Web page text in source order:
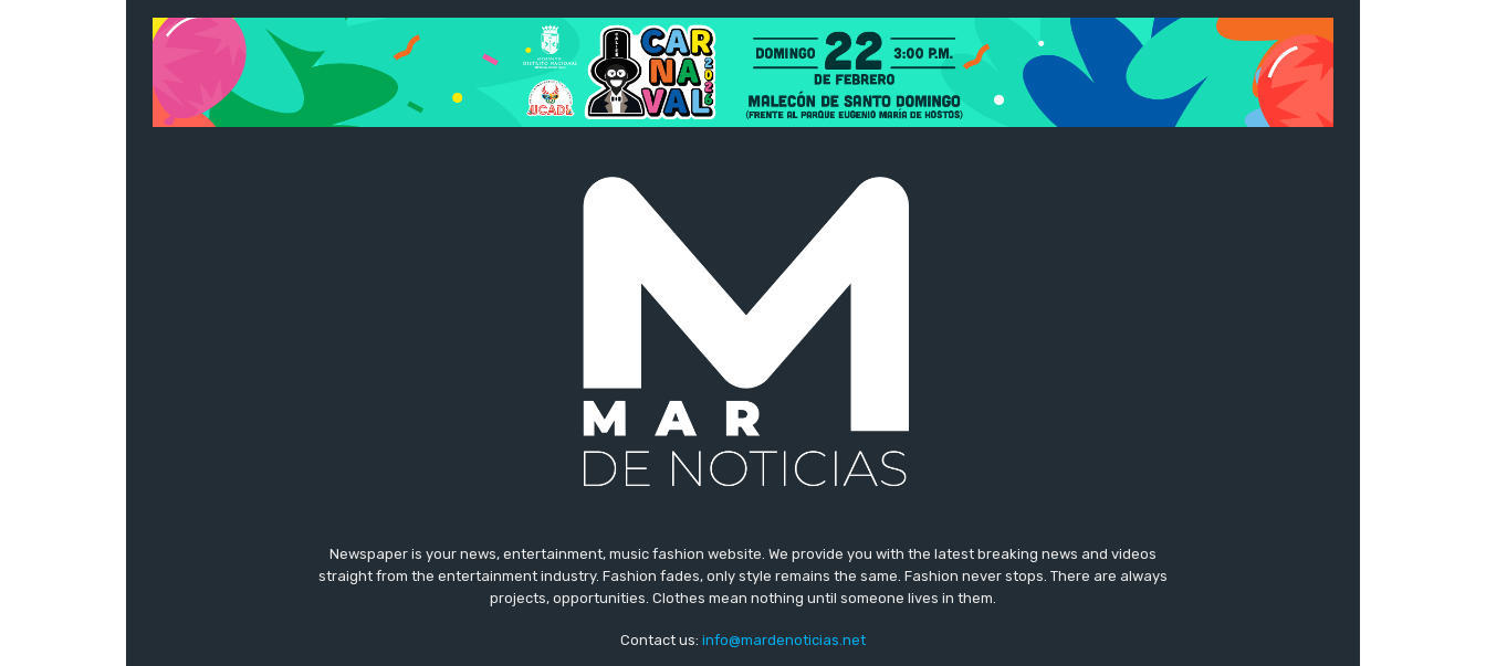
Newspaper is your news, entertainment, music fashion website. We provide you with the latest breaking news and videos
straight from the entertainment industry. Fashion fades, only style remains the same. Fashion never stops. There are always
projects, opportunities. Clothes mean nothing until someone lives in them.
Contact us: info@mardenoticias.net